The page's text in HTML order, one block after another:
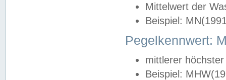
Mittelwert der
Beispiel:
Pegelkennwert:
mittlerer
Beispiel: